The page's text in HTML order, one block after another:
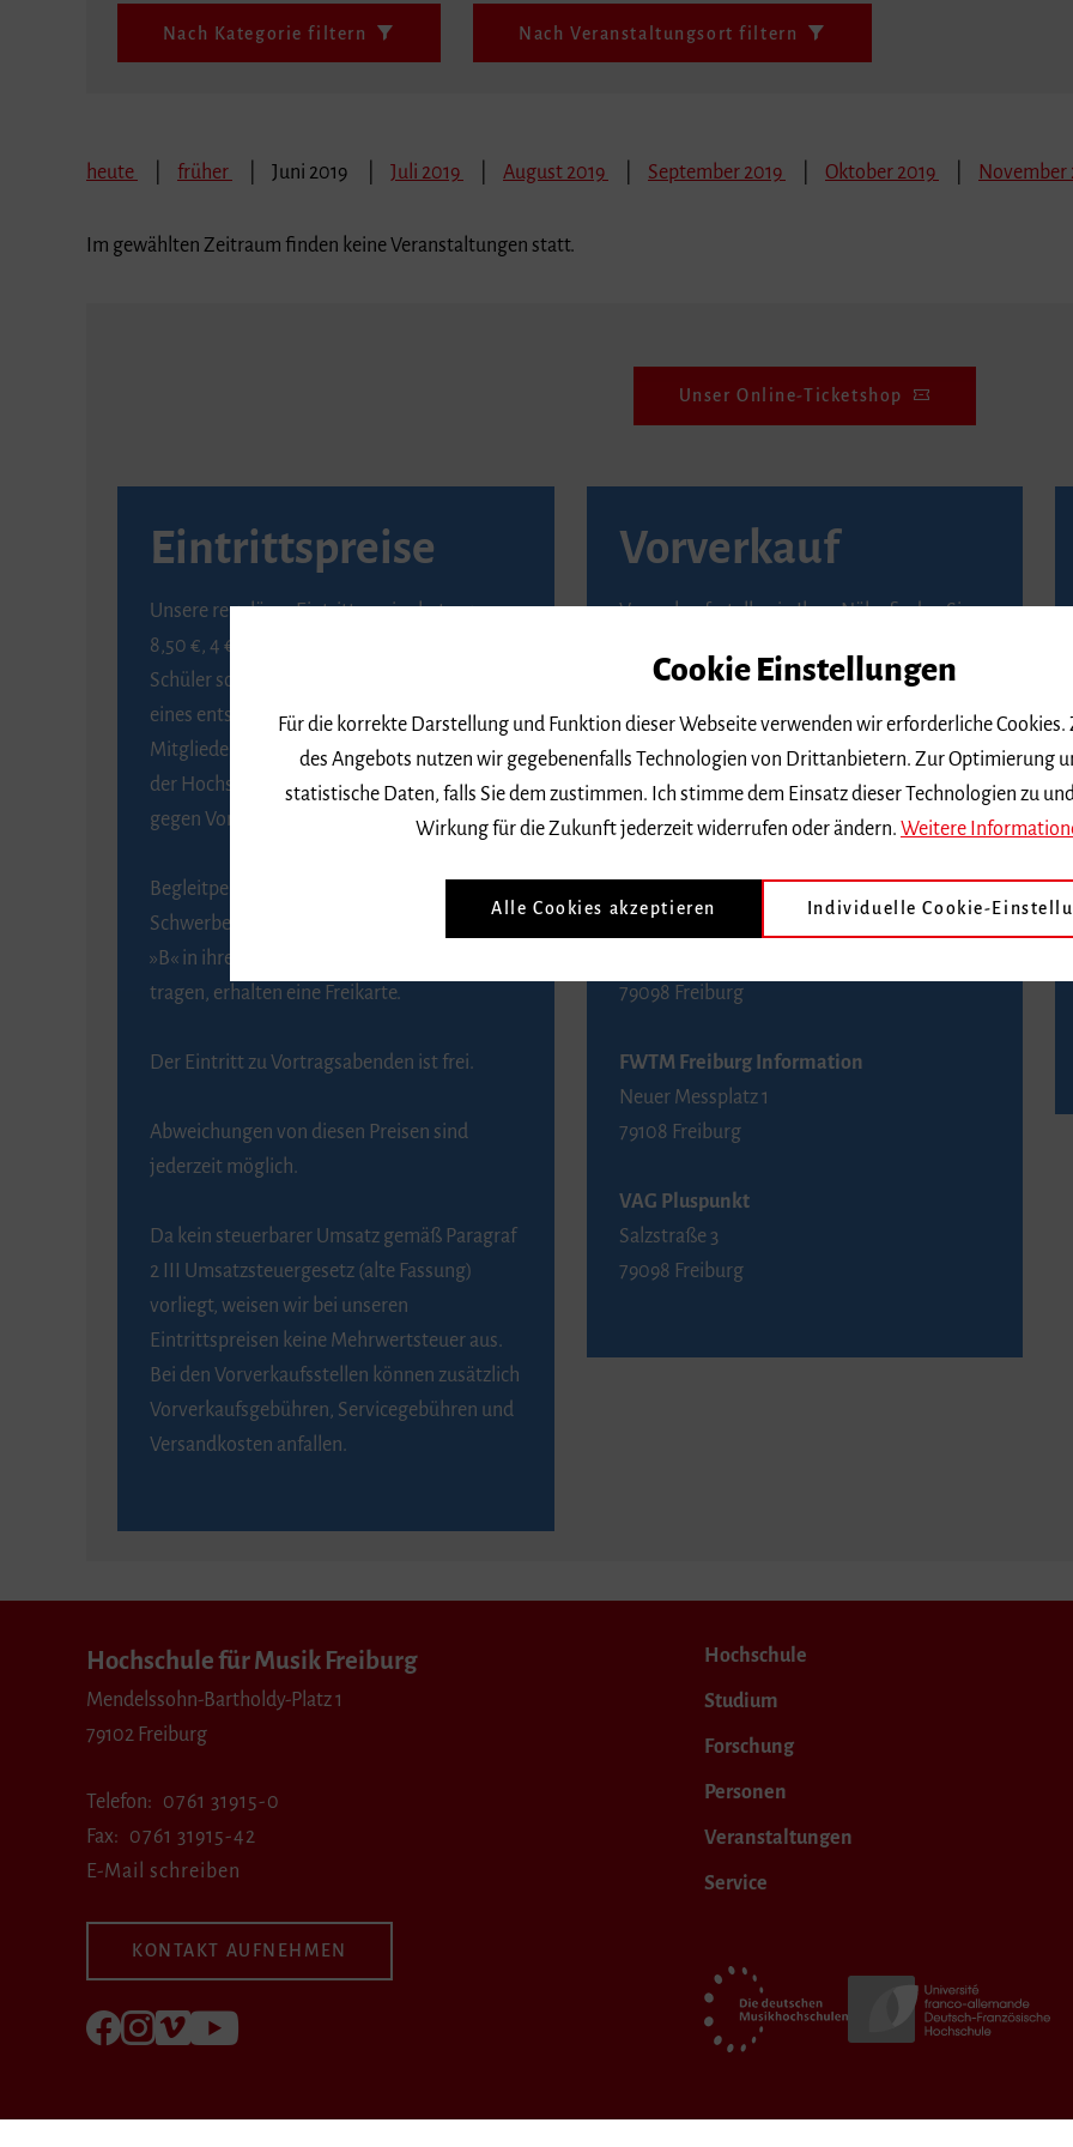
Nach Kategorie filtern Nach Veranstaltungsort filtern
heute früher Juni 2019 Juli 2019 August 2019 September 2019 Oktober 2019 November
Im gewählten Zeitraum finden keine Veranstaltungen statt.
Unser Online-Ticketshop
Eintrittspreise
Unsere regulären Eintrittspreise betragen
8,50 €, 4 € ermäßigt für Schülerinnen und
Schüler sowie Studierende gegen Vorlage
eines entsprechenden Nachweises, 6 € für
Mitglieder der Gesellschaft zur Förderung
der Hochschule für Musik Freiburg e. V.
gegen Vorlage des Mitgliedsausweises.
Begleitpersonen von Menschen mit
Schwerbehinderung, die das Merkzeichen
»B« in ihrem Schwerbehindertenausweis
tragen, erhalten eine Freikarte.
Der Eintritt zu Vortragsabenden ist frei.
Abweichungen von diesen Preisen sind
jederzeit möglich.
Da kein steuerbarer Umsatz gemäß Paragraf
2 III Umsatzsteuergesetz (alte Fassung)
vorliegt, weisen wir bei unseren
Eintrittspreisen keine Mehrwertsteuer aus.
Bei den Vorverkaufsstellen können zusätzlich
Vorverkaufsgebühren, Servicegebühren und
Versandkosten anfallen.
Vorverkauf
Vorverkaufsstellen in Ihrer Nähe finden Sie
BZ-Kartenservice Freiburg
Kaiser-Joseph-Straße 229
79098 Freiburg
Telefon 0761 4968888 (Reservierungen sind
FWTM Tourist-Information
79098 Freiburg
FWTM Freiburg Information
Neuer Messplatz 1
79108 Freiburg
VAG Pluspunkt
Salzstraße 3
79098 Freiburg
Hochschule für Musik Freiburg
Mendelssohn-Bartholdy-Platz 1
79102 Freiburg
Telefon
0761 31915-0
Fax
0761 31915-42
E-Mail schreiben
KONTAKT AUFNEHMEN
Folgen Sie uns auf Facebook
Folgen Sie uns auf Instagram
Besuchen Sie uns bei Vimeo
Hochschule
Studium
Forschung
Personen
Veranstaltungen
Service
Cookie Einstellungen
Für die korrekte Darstellung und Funktion dieser Webseite verwenden wir erforderliche
des Angebots nutzen wir gegebenenfalls Technologien von Drittanbietern. Zur Optimierung
statistische Daten, falls Sie dem zustimmen. Ich stimme dem Einsatz dieser Technologien zu
Wirkung für die Zukunft jederzeit widerrufen oder ändern. Weitere
Alle Cookies akzeptieren Individuelle Cookie-